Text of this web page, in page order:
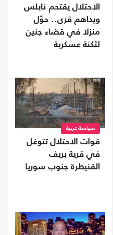
الاحتلال يقتحم نابلس
ويداهم قرى.. حوّل
منزلا في قضاء جنين
لثكنة عسكرية
سياسة عربية
قوات الاحتلال تتوغل
في قرية بريف
القنيطرة جنوب سوريا